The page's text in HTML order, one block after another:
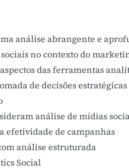
análise abrangente e
no contexto do
das ferramentas
de decisões
análise de mídias
efetividade de campanhas
análise estruturada
Social